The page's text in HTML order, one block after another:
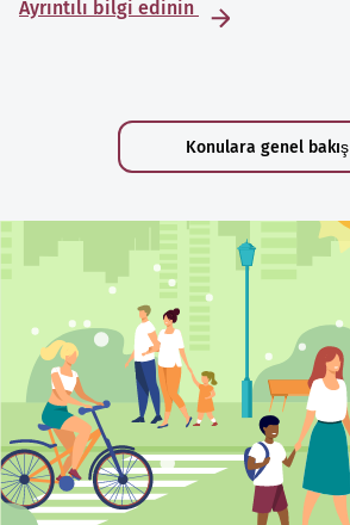
Ayrıntılı bilgi edinin
Konulara genel bakış